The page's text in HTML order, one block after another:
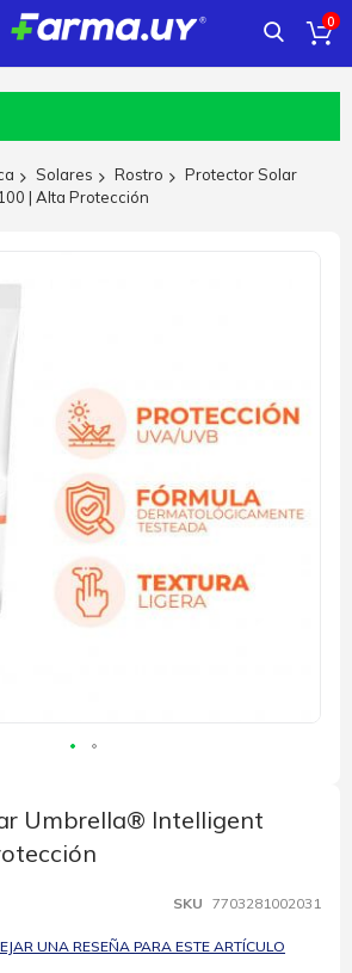
0
Solares Rostro
Protector Solar
| Alta Protección
Umbrella® Intelligent
SKU 7703281002031
UNA RESEÑA PARA ESTE ARTÍCULO